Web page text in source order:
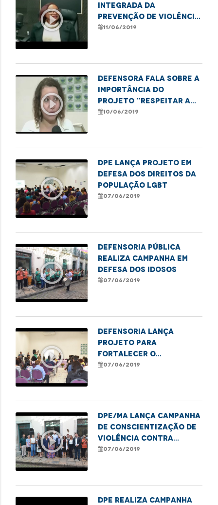
play_circle_outline
Integrada da
Prevenção de Violência
contra o idoso
11/06/2019
play_circle_outline
Defensora fala sobre a
importância do
projeto "Respeitar a
Diferença é Viver sem
10/06/2019
play_circle_outline
DPE lança projeto em
defesa dos direitos da
população LGBT
07/06/2019
play_circle_outline
Defensoria Pública
realiza campanha em
defesa dos idosos
07/06/2019
play_circle_outline
Defensoria lança
projeto para
fortalecer o
atendimento ao público
07/06/2019
play_circle_outline
DPE/MA lança campanha
de conscientização de
violência contra
idosos
07/06/2019
DPE realiza campanha